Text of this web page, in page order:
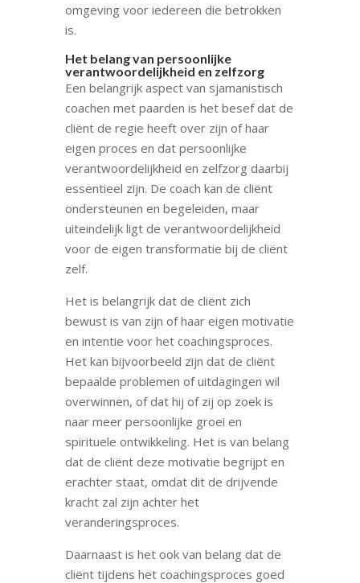
omgeving voor iedereen die betrokken
is.
Het belang van persoonlijke
verantwoordelijkheid en zelfzorg
Een belangrijk aspect van sjamanistisch
coachen met paarden is het besef dat de
cliënt de regie heeft over zijn of haar
eigen proces en dat persoonlijke
verantwoordelijkheid en zelfzorg daarbij
essentieel zijn. De coach kan de cliënt
ondersteunen en begeleiden, maar
uiteindelijk ligt de verantwoordelijkheid
voor de eigen transformatie bij de cliënt
zelf.
Het is belangrijk dat de cliënt zich
bewust is van zijn of haar eigen motivatie
en intentie voor het coachingsproces.
Het kan bijvoorbeeld zijn dat de cliënt
bepaalde problemen of uitdagingen wil
overwinnen, of dat hij of zij op zoek is
naar meer persoonlijke groei en
spirituele ontwikkeling. Het is van belang
dat de cliënt deze motivatie begrijpt en
erachter staat, omdat dit de drijvende
kracht zal zijn achter het
veranderingsproces.
Daarnaast is het ook van belang dat de
cliënt tijdens het coachingsproces goed